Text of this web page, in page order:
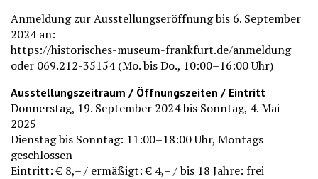
Anmeldung zur Ausstellungseröffnung bis 6. September
2024 an:
https://historisches-museum-frankfurt.de/anmeldung
oder 069.212-35154 (Mo. bis Do., 10:00–16:00 Uhr)
Ausstellungszeitraum / Öffnungszeiten / Eintritt
Donnerstag, 19. September 2024 bis Sonntag, 4. Mai
2025
Dienstag bis Sonntag: 11:00–18:00 Uhr, Montags
geschlossen
Eintritt: € 8,– / ermäßigt: € 4,– / bis 18 Jahre: frei